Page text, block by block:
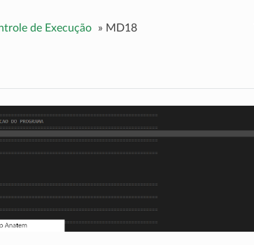
de Execução » MD18